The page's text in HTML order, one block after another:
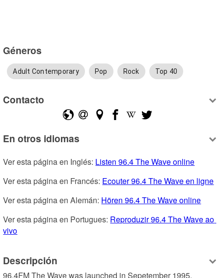
Géneros
Adult Contemporary Pop Rock Top 40
Contacto
En otros idiomas
Ver esta página en Inglés: Listen 96.4 The Wave online
Ver esta página en Francés: Ecouter 96.4 The Wave en ligne
Ver esta página en Alemán: Hören 96.4 The Wave online
Ver esta página en Portugues: Reproduzir 96.4 The Wave ao
vivo
Descripción
96.4FM The Wave was launched in Sepetember 1995.